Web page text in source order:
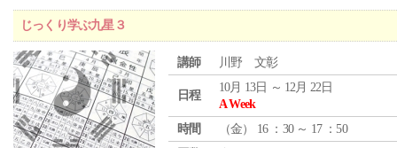
じっくり学ぶ九星３
講師 川野 文彰
日程
10月 13日 ～ 12月 22日
A Week
時間
（金） 16 ：30 ～ 17 ：50